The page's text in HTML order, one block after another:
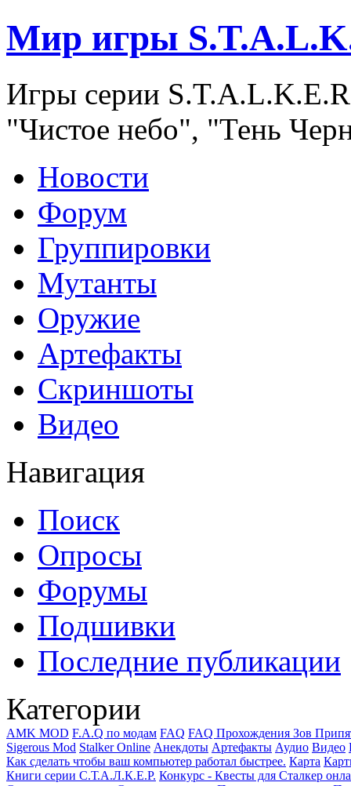
Мир игры
Игры серии
"Чистое небо", "Тень
Новости
Форум
Группировки
Мутанты
Оружие
Артефакты
Скриншоты
Видео
Навигация
Поиск
Опросы
Форумы
Подшивки
Последние публикации
Категории
AMK MOD F.A.Q по модам FAQ FAQ Прохождения Зов
Sigerous Mod Stalker Online Анекдоты Артефакты Аудио Видео
Как сделать чтобы ваш компьютер работал быстрее. Карта
Книги серии С.Т.А.Л.К.Е.Р. Конкурс - Квесты для Сталкер